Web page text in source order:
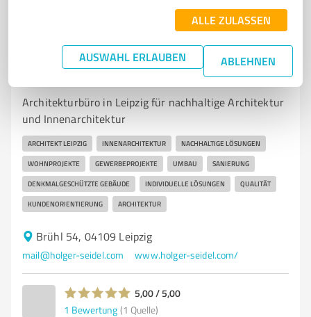
ALLE ZULASSEN
AUSWAHL ERLAUBEN ABLEHNEN
Architektur
HOLGER SEIDEL ARCHITEKTEN.
Architekturbüro in Leipzig für nachhaltige Architektur
und Innenarchitektur
ARCHITEKT LEIPZIG INNENARCHITEKTUR NACHHALTIGE LÖSUNGEN
WOHNPROJEKTE GEWERBEPROJEKTE UMBAU SANIERUNG
DENKMALGESCHÜTZTE GEBÄUDE INDIVIDUELLE LÖSUNGEN QUALITÄT
KUNDENORIENTIERUNG ARCHITEKTUR
Brühl 54, 04109 Leipzig
mail@holger-seidel.com www.holger-seidel.com/
5,00 / 5,00
1 Bewertung (1 Quelle)